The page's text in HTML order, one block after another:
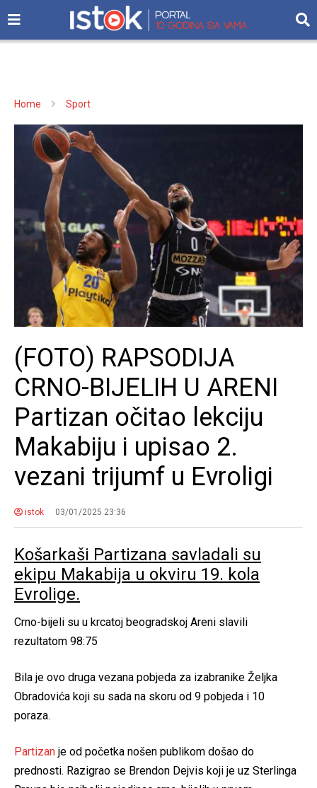
Home Sport
(FOTO) RAPSODIJA
CRNO-BIJELIH U ARENI
Partizan očitao lekciju
Makabiju i upisao 2.
vezani trijumf u Evroligi
istok 03/01/2025 23:36
Košarkaši Partizana savladali su
ekipu Makabija u okviru 19. kola
Evrolige.
Crno-bijeli su u krcatoj beogradskoj Areni slavili
rezultatom 98:75
Bila je ovo druga vezana pobjeda za izabranike Željka
Obradovića koji su sada na skoru od 9 pobjeda i 10
poraza.
Partizan je od početka nošen publikom došao do
prednosti. Razigrao se Brendon Dejvis koji je uz Sterlinga